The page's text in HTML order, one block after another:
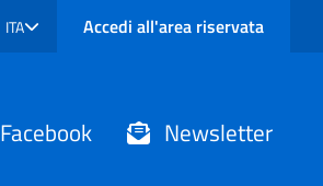
SELEZIONE LINGUA: LINGUA SELEZIONATA
ITA Accedi all'area riservata
Facebook Newsletter